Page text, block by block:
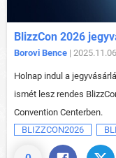
BlizzCon 2026
Borovi Bence |
Holnap indul a
ismét lesz rendes
Convention Centerben.
BLIZZCON2026